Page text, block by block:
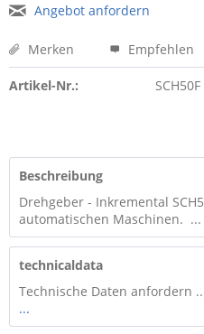
Angebot anfordern
Merken Empfehlen
Artikel-Nr.: SCH50F
Beschreibung
Drehgeber - Inkremental
automatischen Maschinen. ...
technicaldata
Technische Daten anfordern
...